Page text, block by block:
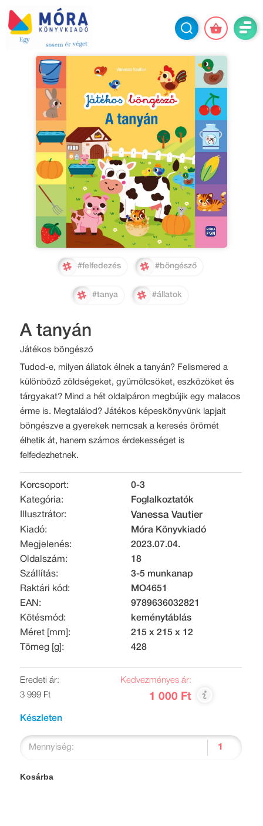
#felfedezés #böngésző
#tanya #állatok
A tanyán
Játékos böngésző
Tudod-e, milyen állatok élnek a tanyán? Felismered a
különböző zöldségeket, gyümölcsöket, eszközöket és
tárgyakat? Mind a hét oldalpáron megbújik egy malacos
érme is. Megtalálod? Játékos képeskönyvünk lapjait
böngészve a gyerekek nemcsak a keresés örömét
élhetik át, hanem számos érdekességet is
felfedezhetnek.
Korcsoport:
0-3
Kategória:
Foglalkoztatók
Illusztrátor:
Vanessa Vautier
Kiadó:
Móra Könyvkiadó
Megjelenés:
2023.07.04.
Oldalszám:
18
Szállítás:
3-5 munkanap
Raktári kód:
MO4651
EAN:
9789636032821
Kötésmód:
keménytáblás
Méret [mm]:
215 x 215 x 12
Tömeg [g]:
428
Eredeti ár:
3 999 Ft
Kedvezményes ár:
1 000 Ft
Készleten
Mennyiség:
Kosárba